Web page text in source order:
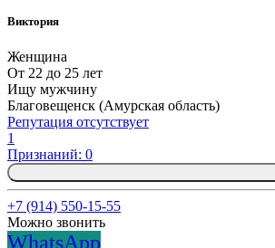
Виктория
Женщина
От 22 до 25 лет
Ищу мужчину
Благовещенск (Амурская область)
Репутация отсутствует
1
Признаний: 0
+7 (914) 550-15-55
Можно звонить
WhatsApp